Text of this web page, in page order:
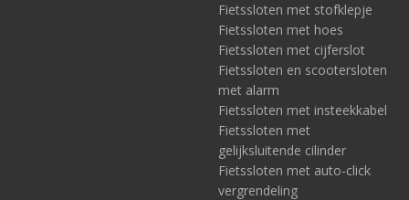
Fietssloten met stofklepje
Fietssloten met hoes
Fietssloten met cijferslot
Fietssloten en scootersloten
met alarm
Fietssloten met insteekkabel
Fietssloten met
gelijksluitende cilinder
Fietssloten met auto-click
vergrendeling